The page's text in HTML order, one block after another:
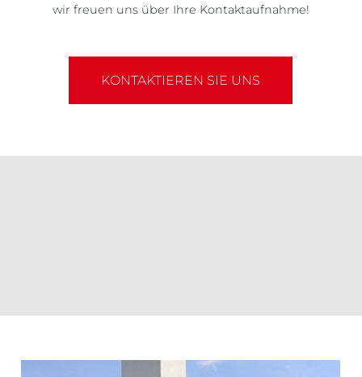
wir freuen uns über Ihre Kontaktaufnahme!
KONTAKTIEREN SIE UNS